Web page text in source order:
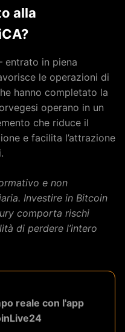
alla
in piena
le operazioni di
hanno completato la
operano in un
che riduce il
e facilita l’attrazione
e non
Investire in Bitcoin
comporta rischi
di perdere l’intero
reale con l'app